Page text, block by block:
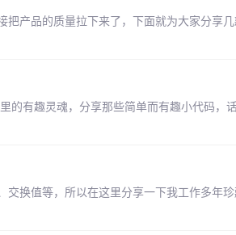
产品的质量拉下来了，下面就为大家分享
的有趣灵魂，分享那些简单而有趣小代码，
换值等，所以在这里分享一下我工作多年